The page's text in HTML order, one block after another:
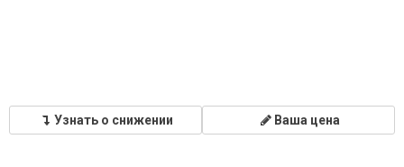
Узнать о снижении Ваша цена